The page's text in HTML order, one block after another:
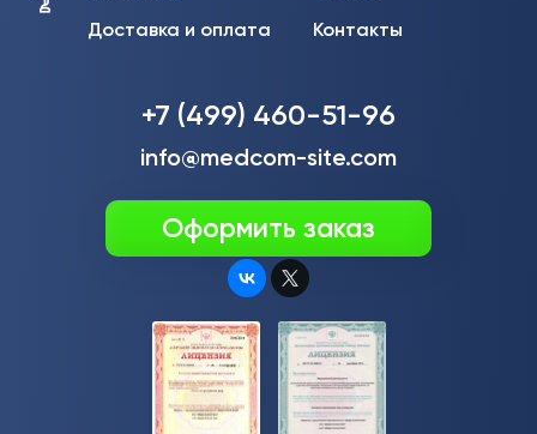
Доставка и оплата
Контакты
+7 (499) 460-51-96
info@medcom-site.com
Оформить заказ